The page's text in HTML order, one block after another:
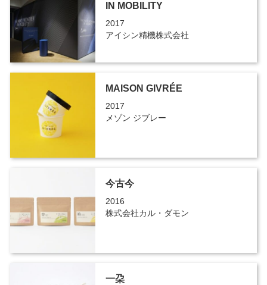
IN MOBILITY
2017
アイシン精機株式会社
MAISON GIVRÉE
2017
メゾン ジブレー
今古今
2016
株式会社カル・ダモン
一朶